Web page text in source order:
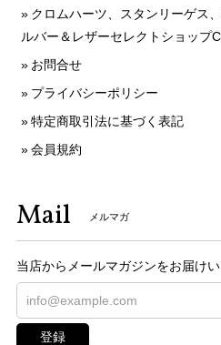
クロムハーツ、スタンリーゲス
ルバー＆レザーセレクトショップ
お問合せ
プライバシーポリシー
特定商取引法に基づく表記
会員規約
Mail メルマガ
当店からメールマガジンをお届けい
登録